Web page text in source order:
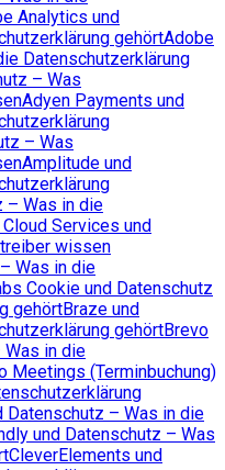
Analytics und
gehörtAdobe
Datenschutzerklärung
– Was
Adyen Payments und
– Was
Amplitude und
– Was in die
Cloud Services und
wissen
Was in die
Cookie und Datenschutz
gehörtBraze und
gehörtBrevo
Was in die
Meetings (Terminbuchung)
Datenschutz – Was in die
und Datenschutz – Was
CleverElements und